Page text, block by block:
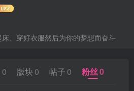
、穿好衣服然后为你的梦想而奋斗
0 版块 0 帖子 0 粉丝0